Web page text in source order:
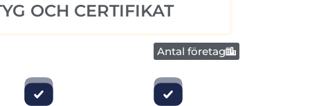
OCH CERTIFIKAT
Antal företag